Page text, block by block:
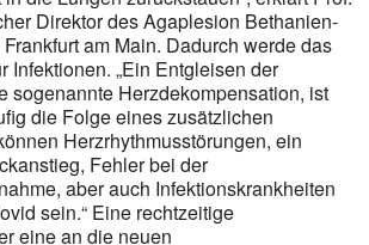
Direktor des Agaplesion Bethanien-
am Main. Dadurch werde das
Infektionen. „Ein Entgleisen der
sogenannte Herzdekompensation, ist
die Folge eines zusätzlichen
Herzrhythmus­störungen, ein
Fehler bei der
aber auch Infektionskrankheiten
sein.“ Eine rechtzeitige
eine an die neuen